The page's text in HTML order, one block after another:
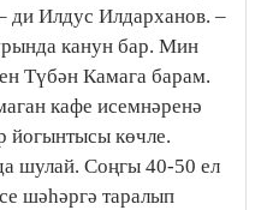
ди Илдус Илдарханов. –
канун бар. Мин
Түбән Камага барам.
кафе исемнәренә
йогынтысы көчле.
шулай. Соңгы 40-50 ел
шәһәргә таралып